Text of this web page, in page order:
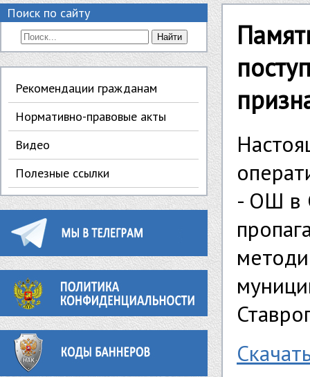
Поиск по сайту
Найти
Рекомендации гражданам
Нормативно-правовые акты
Видео
Полезные ссылки
- ОШ в